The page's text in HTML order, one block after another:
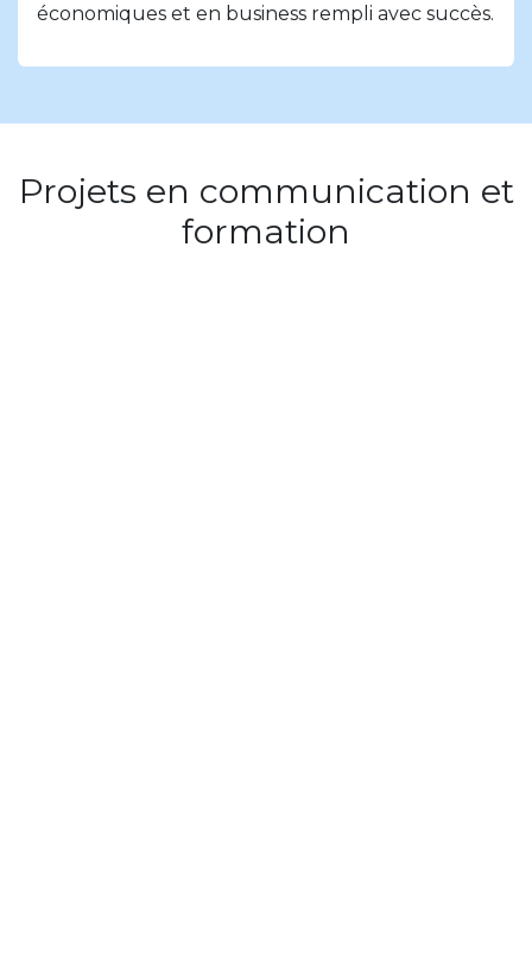
économiques et en business rempli avec succès.
Projets en communication et
formation